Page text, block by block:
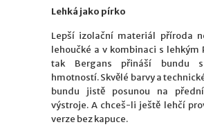
Lehká jako pírko
Lepší izolační materiál příroda
lehoučké a v kombinaci s lehkým
tak Bergans přináší bundu
hmotností. Skvělé barvy a
bundu jistě posunou na
výstroje. A chceš-li ještě lehčí
verze bez kapuce.